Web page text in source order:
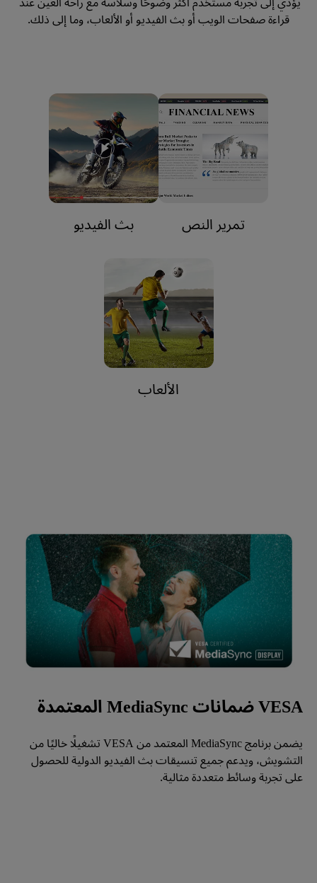
قراءة صفحات الويب أو بث الفيديو أو الألعاب، وما إلى ذلك.
تمرير النص بث الفيديو
الألعاب
VESA ضمانات MediaSync المعتمدة
على تجربة وسائط متعددة مثالية.